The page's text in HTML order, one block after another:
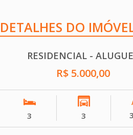
DETALHES DO
RESIDENCIAL -
R$ 5.000,00
3 3